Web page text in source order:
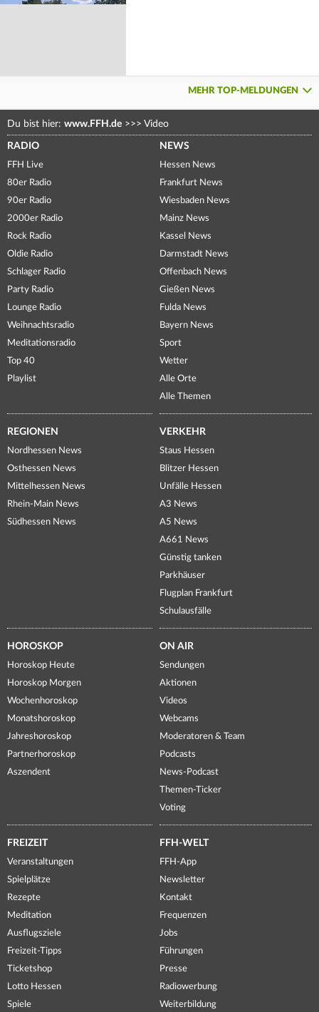
MEHR TOP-MELDUNGEN
Du bist hier: www.FFH.de >>> Video
RADIO
FFH Live
80er Radio
90er Radio
2000er Radio
Rock Radio
Oldie Radio
Schlager Radio
Party Radio
Lounge Radio
Weihnachtsradio
Meditationsradio
Top 40
Playlist
NEWS
Hessen News
Frankfurt News
Wiesbaden News
Mainz News
Kassel News
Darmstadt News
Offenbach News
Gießen News
Fulda News
Bayern News
Sport
Wetter
Alle Orte
Alle Themen
REGIONEN
Nordhessen News
Osthessen News
Mittelhessen News
Rhein-Main News
Südhessen News
VERKEHR
Staus Hessen
Blitzer Hessen
Unfälle Hessen
A3 News
A5 News
A661 News
Günstig tanken
Parkhäuser
Flugplan Frankfurt
Schulausfälle
HOROSKOP
Horoskop Heute
Horoskop Morgen
Wochenhoroskop
Monatshoroskop
Jahreshoroskop
Partnerhoroskop
Aszendent
ON AIR
Sendungen
Aktionen
Videos
Webcams
Moderatoren & Team
Podcasts
News-Podcast
Themen-Ticker
Voting
FREIZEIT
Veranstaltungen
Spielplätze
Rezepte
Meditation
Ausflugsziele
Freizeit-Tipps
Ticketshop
Lotto Hessen
Spiele
FFH-WELT
FFH-App
Newsletter
Kontakt
Frequenzen
Jobs
Führungen
Presse
Radiowerbung
Weiterbildung